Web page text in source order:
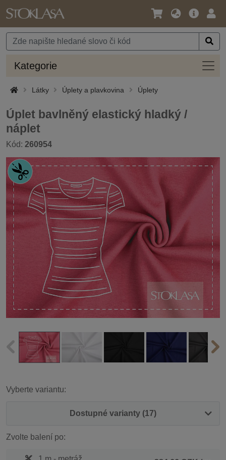
Jazyk
Měna
Hlavní
Kategorie
Látky Úplety a plavkovina Úplety
Úplet bavlněný elastický hladký /
náplet
Kód: 260954
Vyberte variantu:
Dostupné varianty (17)
Zvolte balení po: